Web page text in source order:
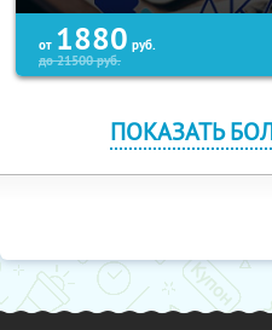
от 1880 руб.
до21500руб.
ПОКАЗАТЬ